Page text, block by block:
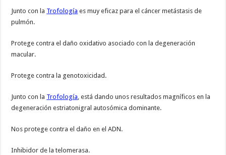
Junto con la Trofología es muy eficaz para el cáncer metástasis de
pulmón.
Protege contra el daño oxidativo asociado con la degeneración
macular.
Protege contra la genotoxicidad.
Junto con la Trofología, está dando unos resultados magníficos en la
degeneración estriatonigral autosómica dominante.
Nos protege contra el daño en el ADN.
Inhibidor de la telomerasa.